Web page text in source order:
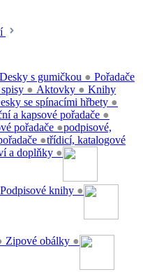
Desky s gumičkou ●
● Aktovky ●
se spínacími hřbety ●
Pořadače
a kapsové pořadače ●
pořadače ●
●
a doplňky ●
Knihy
podpisové,
třídicí, katalogové
Podpisové knihy ●
Zipové obálky ●